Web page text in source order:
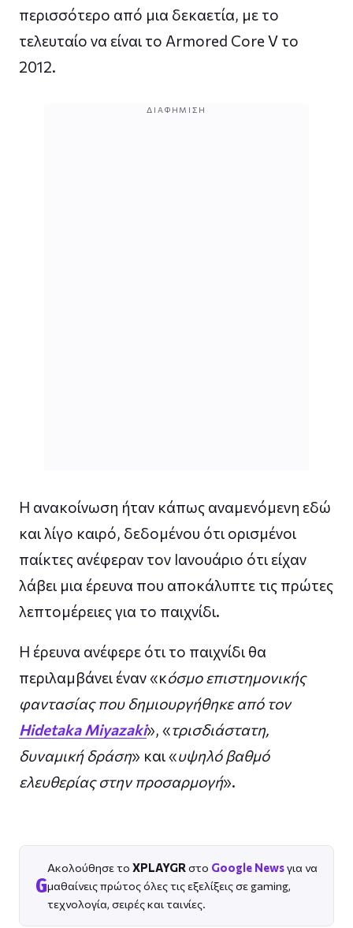
περισσότερο από μια δεκαετία, με το
τελευταίο να είναι το Armored Core V το
2012.
ΔΙΑΦΉΜΙΣΗ
Η ανακοίνωση ήταν κάπως αναμενόμενη εδώ
και λίγο καιρό, δεδομένου ότι ορισμένοι
παίκτες ανέφεραν τον Ιανουάριο ότι είχαν
λάβει μια έρευνα που αποκάλυπτε τις πρώτες
λεπτομέρειες για το παιχνίδι.
Η έρευνα ανέφερε ότι το παιχνίδι θα
περιλαμβάνει έναν «κόσμο επιστημονικής
φαντασίας που δημιουργήθηκε από τον
Hidetaka Miyazaki», «τρισδιάστατη,
δυναμική δράση» και «υψηλό βαθμό
ελευθερίας στην προσαρμογή».
G
Ακολούθησε το XPLAYGR στο Google Newsγια να
μαθαίνεις πρώτος όλες τις εξελίξεις σε gaming,
τεχνολογία, σειρές και ταινίες.